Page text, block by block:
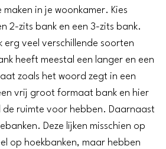
in je woonkamer. Kies
2-zits bank en een 3-zits bank.
erg veel verschillende soorten
heeft meestal een langer en een
zoals het woord zegt in een
vrij groot formaat bank en hier
de ruimte voor hebben. Daarnaast
Deze lijken misschien op
op hoekbanken, maar hebben